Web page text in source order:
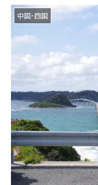
中国･四国